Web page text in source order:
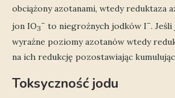
obciążony azotanami, wtedy reduktaza
jon IO3
– to niegroźnych jodków I–.
wyraźne poziomy azotanów wtedy
na ich redukcję pozostawiając
Toksyczność jodu